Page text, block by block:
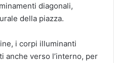
diagonali,
della piazza.
i corpi illuminanti
anche verso l’interno, per